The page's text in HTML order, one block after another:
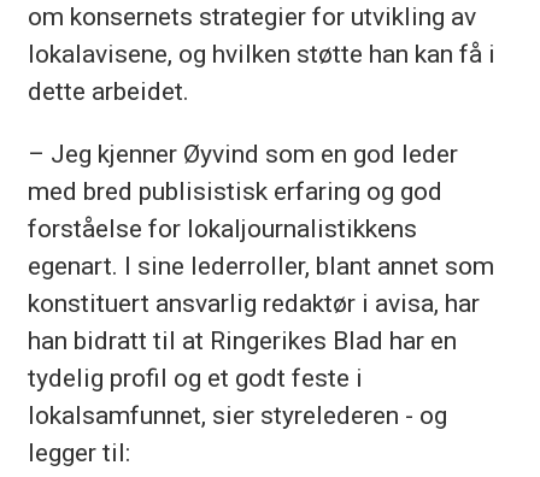
om konsernets strategier for utvikling av
lokalavisene, og hvilken støtte han kan få i
dette arbeidet.
– Jeg kjenner Øyvind som en god leder
med bred publisistisk erfaring og god
forståelse for lokaljournalistikkens
egenart. I sine lederroller, blant annet som
konstituert ansvarlig redaktør i avisa, har
han bidratt til at Ringerikes Blad har en
tydelig profil og et godt feste i
lokalsamfunnet, sier styrelederen - og
legger til: